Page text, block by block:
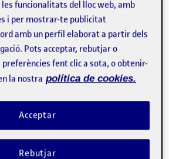
funcionalitats del lloc web, amb
i per mostrar-te publicitat
amb un perfil elaborat a partir dels
Pots acceptar, rebutjar o
fent clic a sota, o obtenir-
la nostra política de cookies.
Rebutjar
Acceptar